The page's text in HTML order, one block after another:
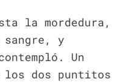
la mordedura,
y
Un
los dos puntitos